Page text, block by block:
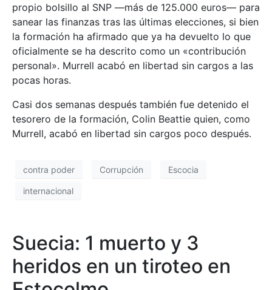
propio bolsillo al SNP —más de 125.000 euros— para
sanear las finanzas tras las últimas elecciones, si bien
la formación ha afirmado que ya ha devuelto lo que
oficialmente se ha descrito como un «contribución
personal». Murrell acabó en libertad sin cargos a las
pocas horas.
Casi dos semanas después también fue detenido el
tesorero de la formación, Colin Beattie quien, como
Murrell, acabó en libertad sin cargos poco después.
contra poder Corrupción Escocia
internacional
Suecia: 1 muerto y 3
heridos en un tiroteo en